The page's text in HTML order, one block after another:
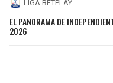
LIGA BETPLAY
EL PANORAMA DE
2026